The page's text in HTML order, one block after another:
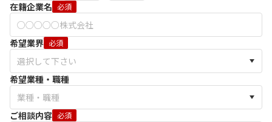
在籍企業名 必須
希望業界 必須
希望業種・職種
ご相談内容 必須